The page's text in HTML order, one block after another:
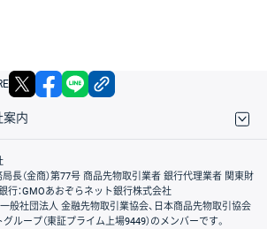
X facebook
案内
いて
長（金商）第77号 商品先物取引業者 銀行代理業者 関東財
行：GMOあおぞらネット銀行株式会社
一般社団法人 金融先物取引業協会、日本商品先物取引協会
ループ（東証プライム上場9449）のメンバーです。